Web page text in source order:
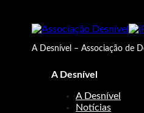
A Desnível – Associação de
A Desnível
A Desnível
Notícias